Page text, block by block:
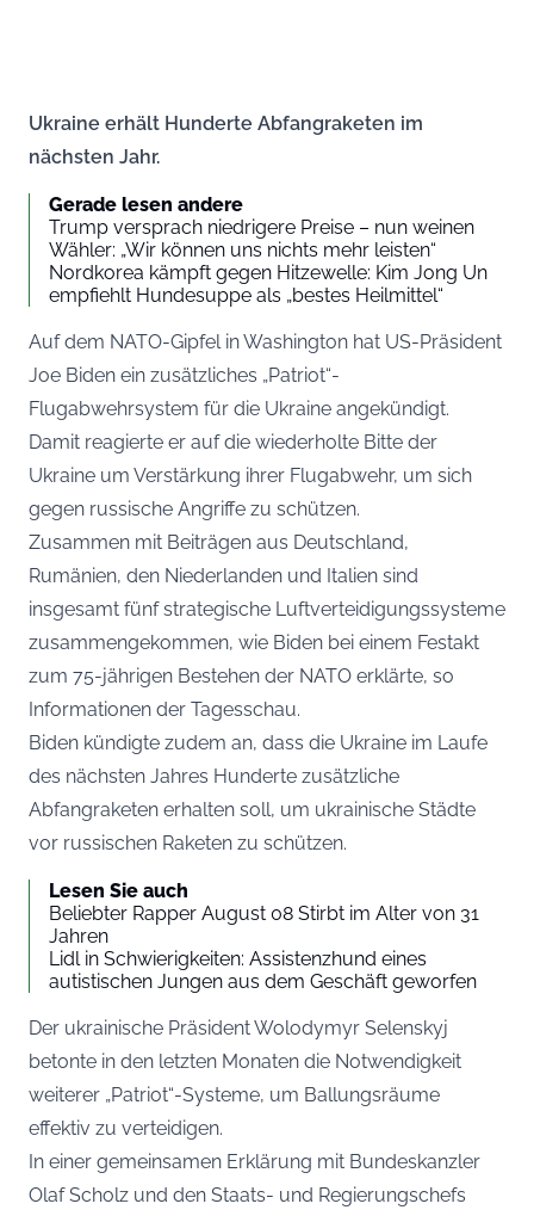
Ukraine erhält Hunderte Abfangraketen im
nächsten Jahr.
Gerade lesen andere
Trump versprach niedrigere Preise – nun weinen
Wähler: „Wir können uns nichts mehr leisten“
Nordkorea kämpft gegen Hitzewelle: Kim Jong Un
empfiehlt Hundesuppe als „bestes Heilmittel“
Auf dem NATO-Gipfel in Washington hat US-Präsident
Joe Biden ein zusätzliches „Patriot“-
Flugabwehrsystem für die Ukraine angekündigt.
Damit reagierte er auf die wiederholte Bitte der
Ukraine um Verstärkung ihrer Flugabwehr, um sich
gegen russische Angriffe zu schützen.
Zusammen mit Beiträgen aus Deutschland,
Rumänien, den Niederlanden und Italien sind
insgesamt fünf strategische Luftverteidigungssysteme
zusammengekommen, wie Biden bei einem Festakt
zum 75-jährigen Bestehen der NATO erklärte, so
Informationen der Tagesschau.
Biden kündigte zudem an, dass die Ukraine im Laufe
des nächsten Jahres Hunderte zusätzliche
Abfangraketen erhalten soll, um ukrainische Städte
vor russischen Raketen zu schützen.
Lesen Sie auch
Beliebter Rapper August 08 Stirbt im Alter von 31
Jahren
Lidl in Schwierigkeiten: Assistenzhund eines
autistischen Jungen aus dem Geschäft geworfen
Der ukrainische Präsident Wolodymyr Selenskyj
betonte in den letzten Monaten die Notwendigkeit
weiterer „Patriot“-Systeme, um Ballungsräume
effektiv zu verteidigen.
In einer gemeinsamen Erklärung mit Bundeskanzler
Olaf Scholz und den Staats- und Regierungschefs